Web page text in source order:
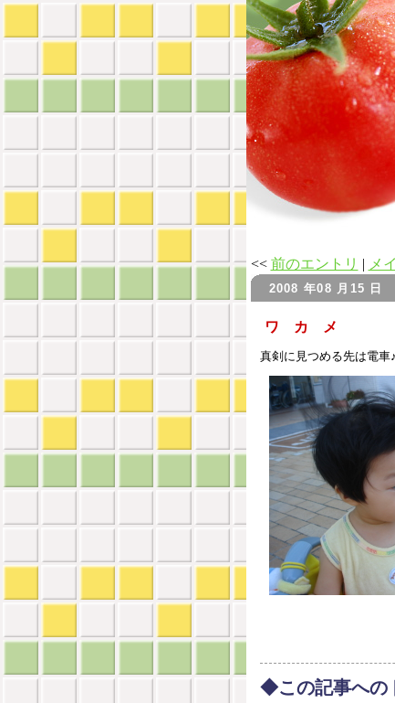
<< 前のエントリ | メ
2008 年08 月15 日
ワ カ メ
真剣に見つめる先は電車♪
◆この記事への